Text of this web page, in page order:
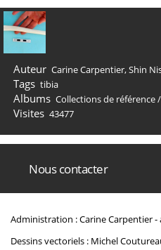
Auteur Carine Carpentier, Shin
Tags tibia
Albums Collections de référence/
Visites 43477
Nous contacter
Administration : Carine Carpentier -
Dessins vectoriels : Michel